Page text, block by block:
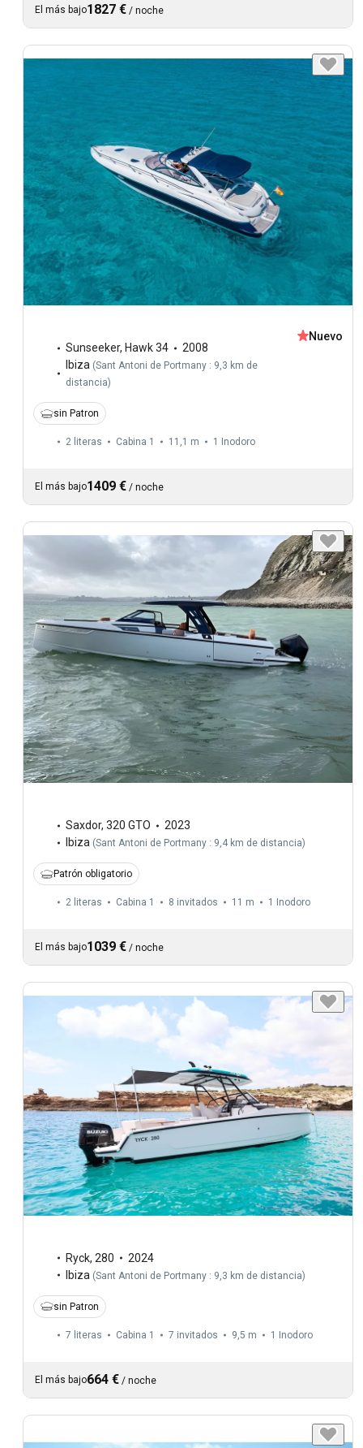
El más bajo1827 € / noche
Sunseeker, Hawk 34
2008
Ibiza (Sant Antoni de Portmany : 9,3 km de
distancia)
Nuevo
sin Patron
2 literas Cabina 1 11,1 m 1 Inodoro
El más bajo1409 € / noche
Saxdor, 320 GTO
2023
Ibiza (Sant Antoni de Portmany : 9,4 km de distancia)
Patrón obligatorio
2 literas Cabina 1 8 invitados 11 m 1 Inodoro
El más bajo1039 € / noche
Ryck, 280
2024
Ibiza (Sant Antoni de Portmany : 9,3 km de distancia)
sin Patron
7 literas Cabina 1 7 invitados 9,5 m 1 Inodoro
El más bajo664 € / noche